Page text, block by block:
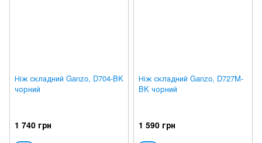
Ніж складний Ganzo, D704-BK
чорний
1 740 грн
Ніж складний Ganzo, D727M-
BK чорний
1 590 грн